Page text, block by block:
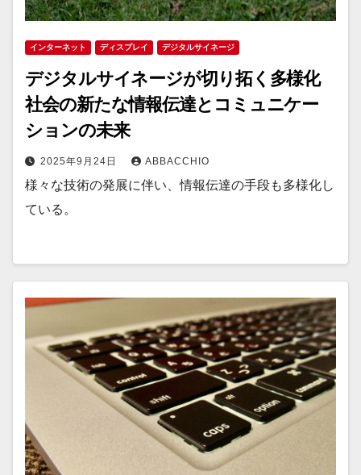
インターネット ディスプレイ デジタルサイネージ
デジタルサイネージが切り拓く多様化
社会の新たな情報伝達とコミュニケー
ションの未来
2025年9月24日 ABBACCHIO
様々な技術の発展に伴い、情報伝達の手段も多様化し
ている。